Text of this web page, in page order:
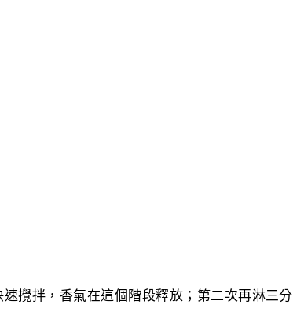
攪拌，香氣在這個階段釋放；第二次再淋三分